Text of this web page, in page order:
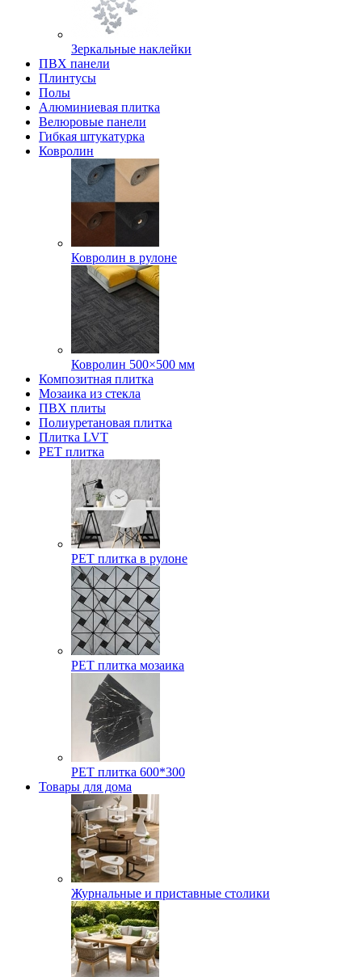
Зеркальные наклейки
ПВХ панели
Плинтусы
Полы
Алюминиевая плитка
Велюровые панели
Гибкая штукатурка
Ковролин
Ковролин в рулоне
Ковролин 500×500 мм
Композитная плитка
Мозаика из стекла
ПВХ плиты
Полиуретановая плитка
Плитка LVT
РЕТ плитка
РЕТ плитка в рулоне
РЕТ плитка мозаика
РЕТ плитка 600*300
Товары для дома
Журнальные и приставные столики